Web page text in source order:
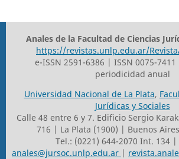
Anales de la Facultad de Ciencias
https://revistas.unlp.edu.ar/
e-ISSN 2591-6386 | ISSN 0075-
periodicidad anual
Universidad Nacional de La Plata,
Jurídicas y Sociales
Calle 48 entre 6 y 7. Edificio Sergio
716 | La Plata (1900) | Buenos
Tel.: (0221) 644-2070 Int. 134 |
anales@jursoc.unlp.edu.ar |